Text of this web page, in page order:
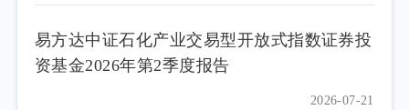
易方达中证石化产业交易型开放式指数证券投
资基金2026年第2季度报告
2026-07-21